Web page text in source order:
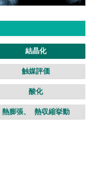
結晶化
触媒評価
酸化
熱膨張、 熱収縮挙動